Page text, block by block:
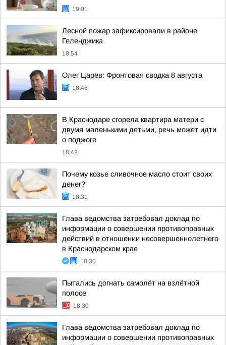
19:01
Лесной пожар зафиксировали в районе
Геленджика
18:54
Олег Царёв: Фронтовая сводка 8 августа
18:46
В Краснодаре сгорела квартира матери с
двумя маленькими детьми, речь может идти
о поджоге
18:42
Почему козье сливочное масло стоит своих
денег?
18:31
Глава ведомства затребовал доклад по
информации о совершении противоправных
действий в отношении несовершеннолетнего
в Краснодарском крае
18:30
Пытались догнать самолёт на взлётной
полосе
18:30
Глава ведомства затребовал доклад по
информации о совершении противоправных